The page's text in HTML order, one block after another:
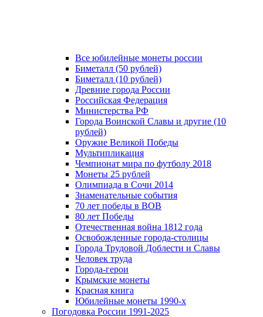
Все юбилейные монеты россии
Биметалл (50 рублей)
Биметалл (10 рублей)
Древние города России
Российская Федерация
Министерства РФ
Города Воинской Славы и другие (10
рублей)
Оружие Великой Победы
Мультипликация
Чемпионат мира по футболу 2018
Монеты 25 рублей
Олимпиада в Сочи 2014
Знаменательные события
70 лет победы в ВОВ
80 лет Победы
Отечественная война 1812 года
Освобожденные города-столицы
Города Трудовой Доблести и Славы
Человек труда
Города-герои
Крымские монеты
Красная книга
Юбилейные монеты 1990-х
Погодовка России 1991-2025